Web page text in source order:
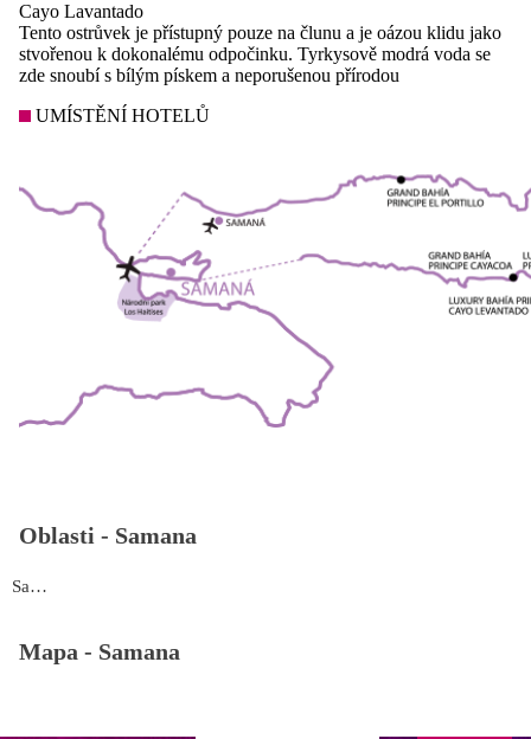
Cayo Lavantado
Tento ostrůvek je přístupný pouze na člunu a je oázou klidu jako
stvořenou k dokonalému odpočinku. Tyrkysově modrá voda se
zde snoubí s bílým pískem a neporušenou přírodou
UMÍSTĚNÍ HOTELŮ
Oblasti - Samana
Samaná
Mapa - Samana